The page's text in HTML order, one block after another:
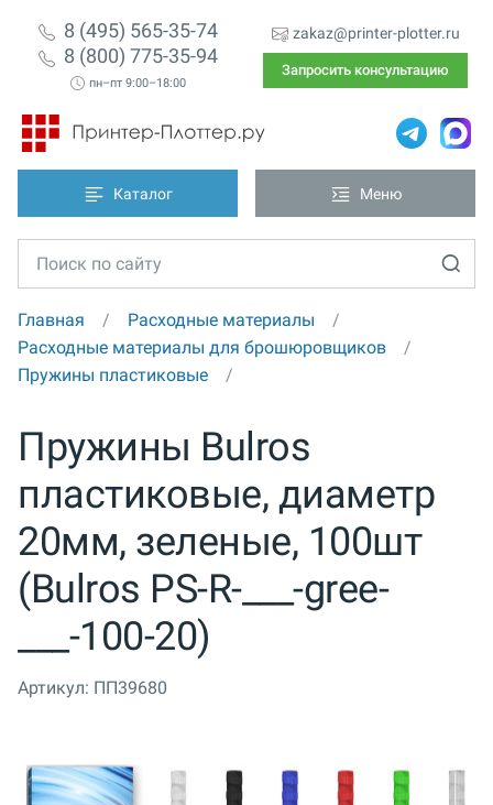
8 (495) 565-35-74
8 (800) 775-35-94
пн–пт 9:00–18:00
zakaz@printer-plotter.ru
Запросить консультацию
Каталог Меню
Главная
Расходные материалы
Расходные материалы для брошюровщиков
Пружины пластиковые
Пружины Bulros
пластиковые, диаметр
20мм, зеленые, 100шт
(Bulros PS-R-___-gree-
___-100-20)
Артикул: ПП39680